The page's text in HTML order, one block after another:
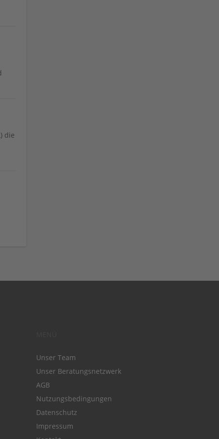
die
Unser Team
Unser Beratungsnetzwerk
AGB
Nutzungsbedingungen
Datenschutz
Impressum